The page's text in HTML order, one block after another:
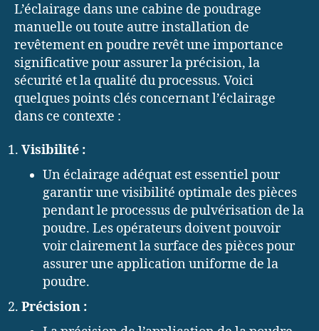
L’éclairage dans une cabine de poudrage
manuelle ou toute autre installation de
revêtement en poudre revêt une importance
significative pour assurer la précision, la
sécurité et la qualité du processus. Voici
quelques points clés concernant l’éclairage
dans ce contexte :
Visibilité :
Un éclairage adéquat est essentiel pour
garantir une visibilité optimale des pièces
pendant le processus de pulvérisation de la
poudre. Les opérateurs doivent pouvoir
voir clairement la surface des pièces pour
assurer une application uniforme de la
poudre.
Précision :